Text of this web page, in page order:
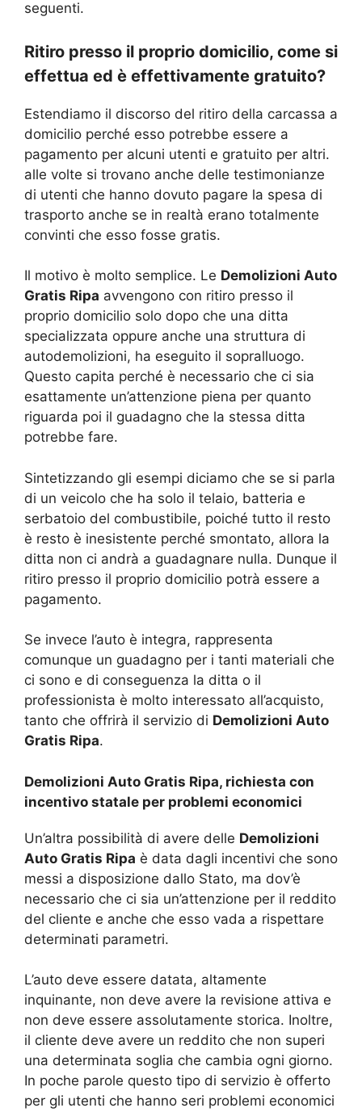
seguenti.
Ritiro presso il proprio domicilio, come si
effettua ed è effettivamente gratuito?
Estendiamo il discorso del ritiro della carcassa a
domicilio perché esso potrebbe essere a
pagamento per alcuni utenti e gratuito per altri.
alle volte si trovano anche delle testimonianze
di utenti che hanno dovuto pagare la spesa di
trasporto anche se in realtà erano totalmente
convinti che esso fosse gratis.
Il motivo è molto semplice. Le Demolizioni Auto
Gratis Ripa avvengono con ritiro presso il
proprio domicilio solo dopo che una ditta
specializzata oppure anche una struttura di
autodemolizioni, ha eseguito il sopralluogo.
Questo capita perché è necessario che ci sia
esattamente un’attenzione piena per quanto
riguarda poi il guadagno che la stessa ditta
potrebbe fare.
Sintetizzando gli esempi diciamo che se si parla
di un veicolo che ha solo il telaio, batteria e
serbatoio del combustibile, poiché tutto il resto
è resto è inesistente perché smontato, allora la
ditta non ci andrà a guadagnare nulla. Dunque il
ritiro presso il proprio domicilio potrà essere a
pagamento.
Se invece l’auto è integra, rappresenta
comunque un guadagno per i tanti materiali che
ci sono e di conseguenza la ditta o il
professionista è molto interessato all’acquisto,
tanto che offrirà il servizio di Demolizioni Auto
Gratis Ripa.
Demolizioni Auto Gratis Ripa, richiesta con
incentivo statale per problemi economici
Un’altra possibilità di avere delle Demolizioni
Auto Gratis Ripa è data dagli incentivi che sono
messi a disposizione dallo Stato, ma dov’è
necessario che ci sia un’attenzione per il reddito
del cliente e anche che esso vada a rispettare
determinati parametri.
L’auto deve essere datata, altamente
inquinante, non deve avere la revisione attiva e
non deve essere assolutamente storica. Inoltre,
il cliente deve avere un reddito che non superi
una determinata soglia che cambia ogni giorno.
In poche parole questo tipo di servizio è offerto
per gli utenti che hanno seri problemi economici